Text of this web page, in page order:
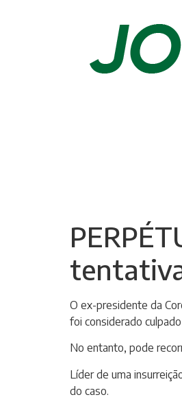
O ex-presidente da
foi considerado
No entanto, pode
Líder de uma
do caso.